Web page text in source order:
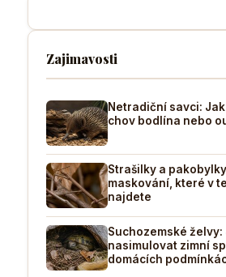
Zajimavosti
Netradiční savci:
chov bodlína nebo
Strašilky a
maskování, které v
najdete
Suchozemské
nasimulovat zimní
domácích